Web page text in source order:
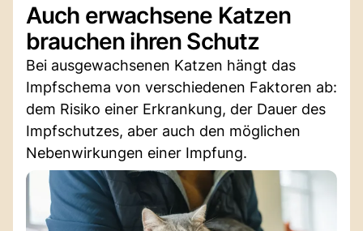
Auch erwachsene Katzen
brauchen ihren Schutz
Bei ausgewachsenen Katzen hängt das
Impfschema von verschiedenen Faktoren ab:
dem Risiko einer Erkrankung, der Dauer des
Impfschutzes, aber auch den möglichen
Nebenwirkungen einer Impfung.